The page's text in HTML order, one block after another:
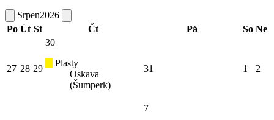
Srpen2026
Po Út St Čt Pá So Ne
27 28 29
30
Plasty
Oskava
(Šumperk)
31 1 2
7